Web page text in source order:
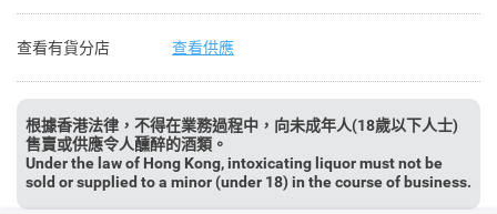
查看有貨分店 查看供應
根據香港法律，不得在業務過程中，向未成年人(18歲以下人士)
售賣或供應令人醺醉的酒類。
Under the law of Hong Kong, intoxicating liquor must not be
sold or supplied to a minor (under 18) in the course of business.